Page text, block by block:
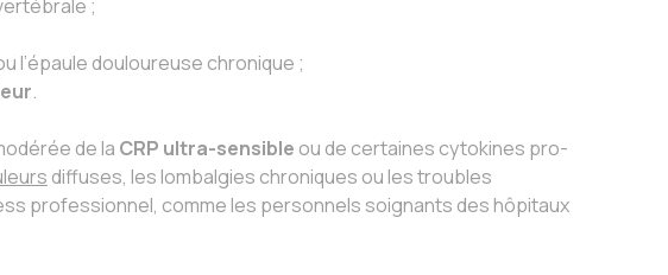
;
l’épaule douloureuse chronique ;
.
de la CRP ultra-sensible ou de certaines cytokines pro-
diffuses, les lombalgies chroniques ou les troubles
professionnel, comme les personnels soignants des hôpitaux